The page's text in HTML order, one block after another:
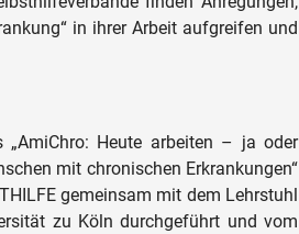
in ihrer Arbeit aufgreifen und
Heute arbeiten – ja oder
mit chronischen Erkrankungen“
gemeinsam mit dem Lehrstuhl
zu Köln durchgeführt und vom